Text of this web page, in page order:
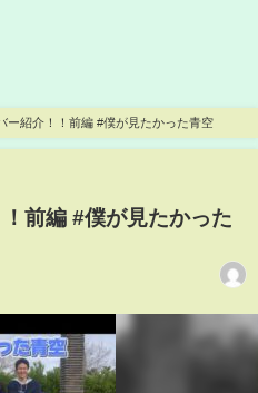
ー紹介！！前編 #僕が見たかった青空
前編 #僕が見たかった